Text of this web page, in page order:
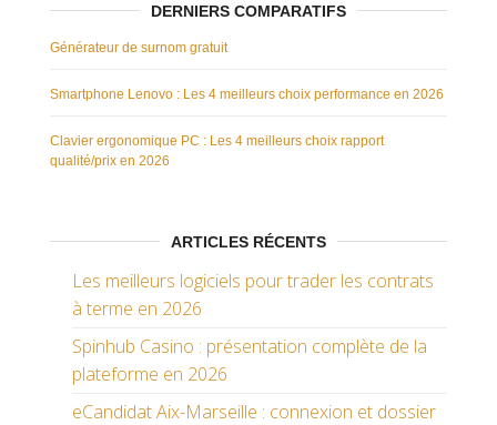
DERNIERS COMPARATIFS
Générateur de surnom gratuit
Smartphone Lenovo : Les 4 meilleurs choix performance en 2026
Clavier ergonomique PC : Les 4 meilleurs choix rapport
qualité/prix en 2026
ARTICLES RÉCENTS
Les meilleurs logiciels pour trader les contrats
à terme en 2026
Spinhub Casino : présentation complète de la
plateforme en 2026
eCandidat Aix-Marseille : connexion et dossier